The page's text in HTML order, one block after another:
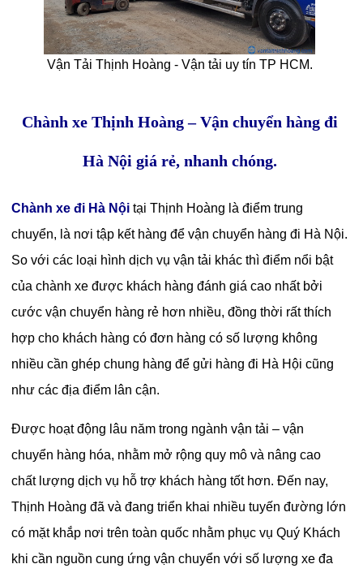
Vận Tải Thịnh Hoàng - Vận tải uy tín TP HCM.
Chành xe Thịnh Hoàng – Vận chuyển hàng đi
Hà Nội giá rẻ, nhanh chóng.
Chành xe đi Hà Nội tại Thịnh Hoàng là điểm trung
chuyển, là nơi tập kết hàng để vận chuyển hàng đi Hà Nội.
So với các loại hình dịch vụ vận tải khác thì điểm nổi bật
của chành xe được khách hàng đánh giá cao nhất bởi
cước vận chuyển hàng rẻ hơn nhiều, đồng thời rất thích
hợp cho khách hàng có đơn hàng có số lượng không
nhiều cần ghép chung hàng đểgửi hàng đi Hà Hội cũng
như các địa điểm lân cận.
Được hoạt động lâu năm trong ngành vận tải – vận
chuyển hàng hóa, nhằm mở rộng quy mô và nâng cao
chất lượng dịch vụ hỗ trợ khách hàng tốt hơn. Đến nay,
Thịnh Hoàng đã và đang triển khai nhiều tuyến đường lớn
có mặt khắp nơi trên toàn quốc nhằm phục vụ Quý Khách
khi cần nguồn cung ứng vận chuyển với số lượng xe đa